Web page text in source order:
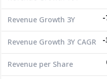
EPS Growth
-
EBITDA Growth
5Y CAGR Total Return
Market Cap (M.Bath)
Revenue Growth 3Y
Revenue Growth 3Y CAGR
Revenue per Share